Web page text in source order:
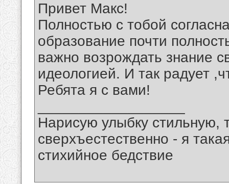
Привет Макс!
Полностью с тобой
образование почти
важно возрождать знание
идеологией. И так радует
Ребята я с вами!
Нарисую улыбку стильную,
сверхъестественно - я
стихийное бедствие